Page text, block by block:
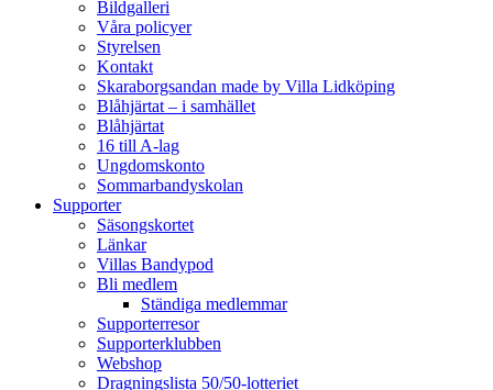
Bildgalleri
Våra policyer
Styrelsen
Kontakt
Skaraborgsandan made by Villa Lidköping
Blåhjärtat – i samhället
Blåhjärtat
16 till A-lag
Ungdomskonto
Sommarbandyskolan
Supporter
Säsongskortet
Länkar
Villas Bandypod
Bli medlem
Ständiga medlemmar
Supporterresor
Supporterklubben
Webshop
Dragningslista 50/50-lotteriet